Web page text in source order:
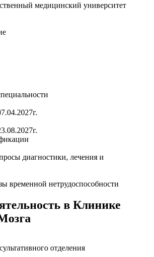
медицинский университет
диагностики, лечения и
временной нетрудоспособности
в Клинике
отделения